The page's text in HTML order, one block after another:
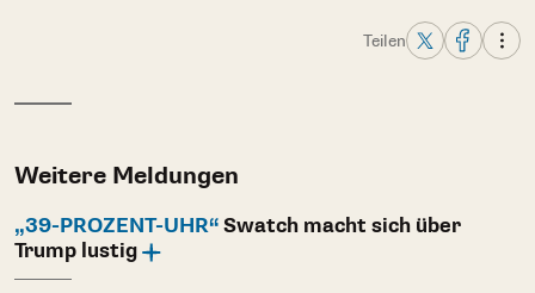
Teilen
Weitere Meldungen
„39-PROZENT-UHR“ Swatch macht sich über
Trump lustig